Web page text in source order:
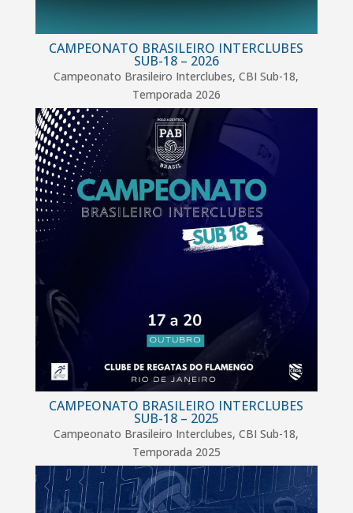
CAMPEONATO BRASILEIRO INTERCLUBES
SUB-18 – 2026
Campeonato Brasileiro Interclubes,CBI Sub-18,
Temporada 2026
CAMPEONATO BRASILEIRO INTERCLUBES
SUB-18 – 2025
Campeonato Brasileiro Interclubes,CBI Sub-18,
Temporada 2025